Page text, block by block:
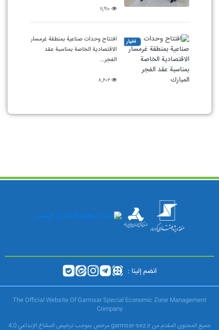
أخبار
افتتاح وحدات صناعية بمنطقة غرمسار
الاقتصادية الخاصة بمناسبة عقد
الفجر...
۸,۶۰۲
انضم إلينا :
The Official Website Of Garmsar Special Economic Zone Management
Company
جميع المحتوى المقدم من garmsar-sez.ir مرخص بموجب ترخيص المشاع الإبداعي 4.0